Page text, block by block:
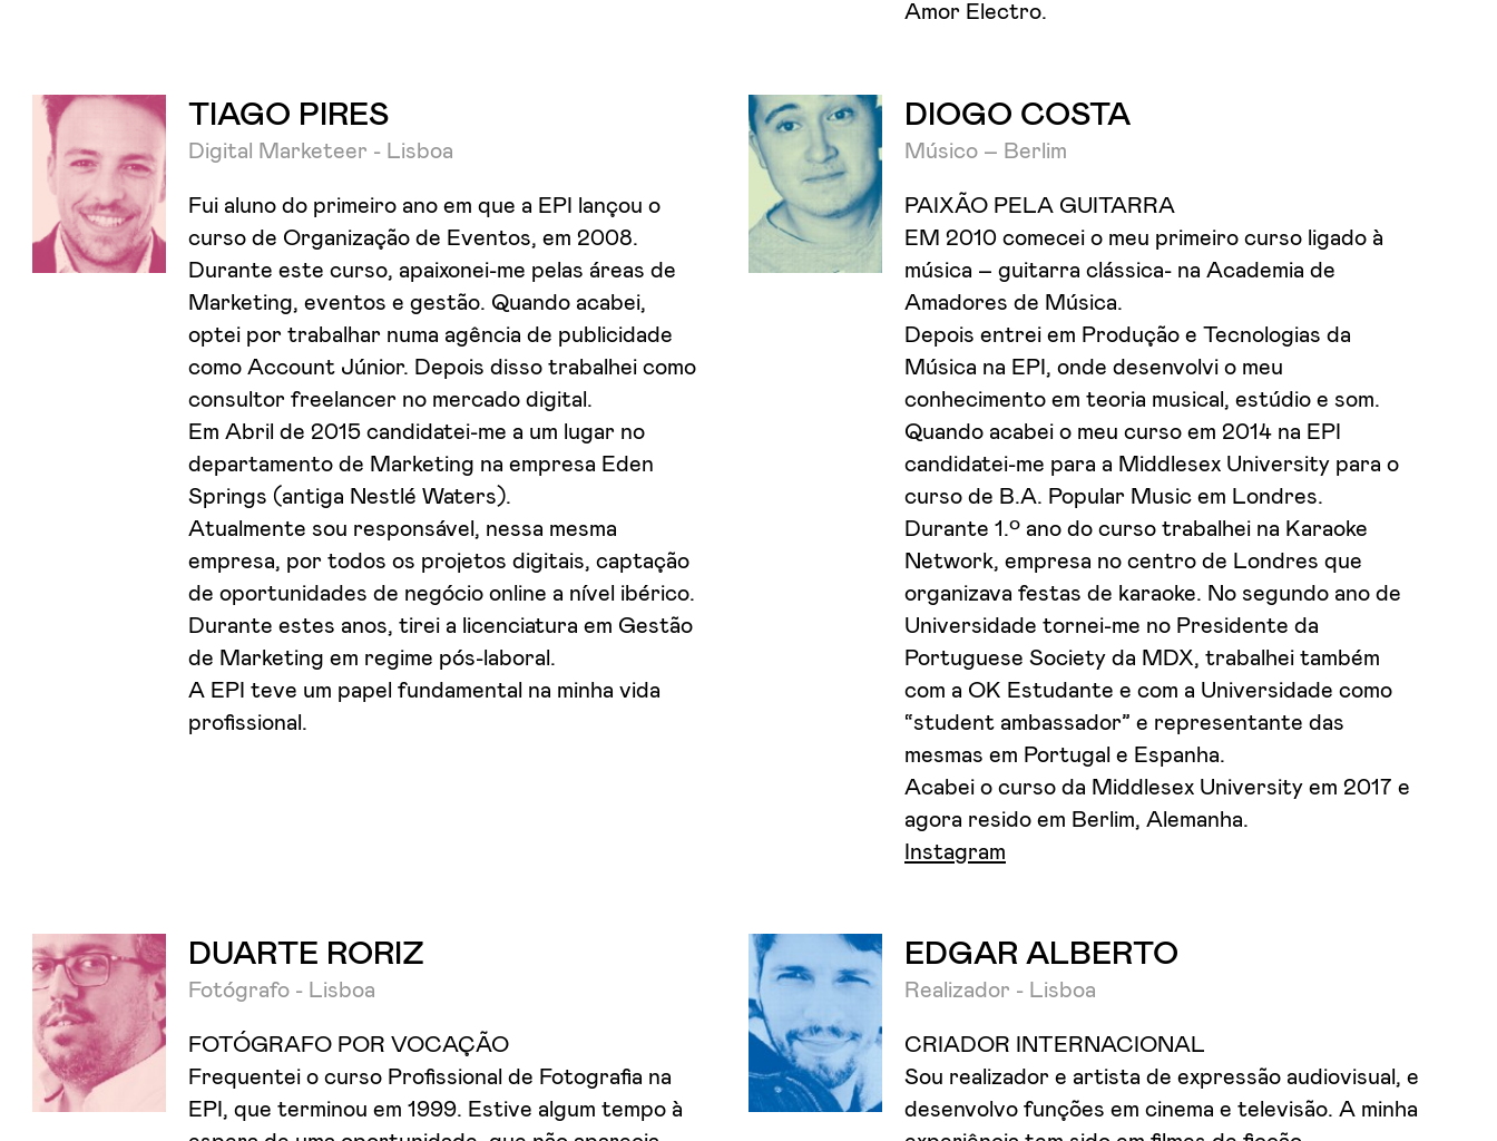
Amor Electro.
TIAGO PIRES
Digital Marketeer - Lisboa
Fui aluno do primeiro ano em que a EPI lançou o
curso de Organização de Eventos, em 2008.
Durante este curso, apaixonei-me pelas áreas de
Marketing, eventos e gestão. Quando acabei,
optei por trabalhar numa agência de publicidade
como Account Júnior. Depois disso trabalhei como
consultor freelancer no mercado digital.
Em Abril de 2015 candidatei-me a um lugar no
departamento de Marketing na empresa Eden
Springs (antiga Nestlé Waters).
Atualmente sou responsável, nessa mesma
empresa, por todos os projetos digitais, captação
de oportunidades de negócio online a nível ibérico.
Durante estes anos, tirei a licenciatura em Gestão
de Marketing em regime pós-laboral.
A EPI teve um papel fundamental na minha vida
profissional.
DIOGO COSTA
Músico – Berlim
PAIXÃO PELA GUITARRA
EM 2010 comecei o meu primeiro curso ligado à
música – guitarra clássica- na Academia de
Amadores de Música.
Depois entrei em Produção e Tecnologias da
Música na EPI, onde desenvolvi o meu
conhecimento em teoria musical, estúdio e som.
Quando acabei o meu curso em 2014 na EPI
candidatei-me para a Middlesex University para o
curso de B.A. Popular Music em Londres.
Durante 1.º ano do curso trabalhei na Karaoke
Network, empresa no centro de Londres que
organizava festas de karaoke. No segundo ano de
Universidade tornei-me no Presidente da
Portuguese Society da MDX, trabalhei também
com a OK Estudante e com a Universidade como
“student ambassador” e representante das
mesmas em Portugal e Espanha.
Acabei o curso da Middlesex University em 2017 e
agora resido em Berlim, Alemanha.
Instagram
DUARTE RORIZ
Fotógrafo - Lisboa
FOTÓGRAFO POR VOCAÇÃO
Frequentei o curso Profissional de Fotografia na
EPI, que terminou em 1999. Estive algum tempo à
EDGAR ALBERTO
Realizador - Lisboa
CRIADOR INTERNACIONAL
Sou realizador e artista de expressão audiovisual, e
desenvolvo funções em cinema e televisão. A minha